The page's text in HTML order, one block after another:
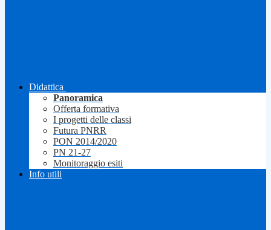
Didattica
Panoramica
Offerta formativa
I progetti delle classi
Futura PNRR
PON 2014/2020
PN 21-27
Monitoraggio esiti
Info utili